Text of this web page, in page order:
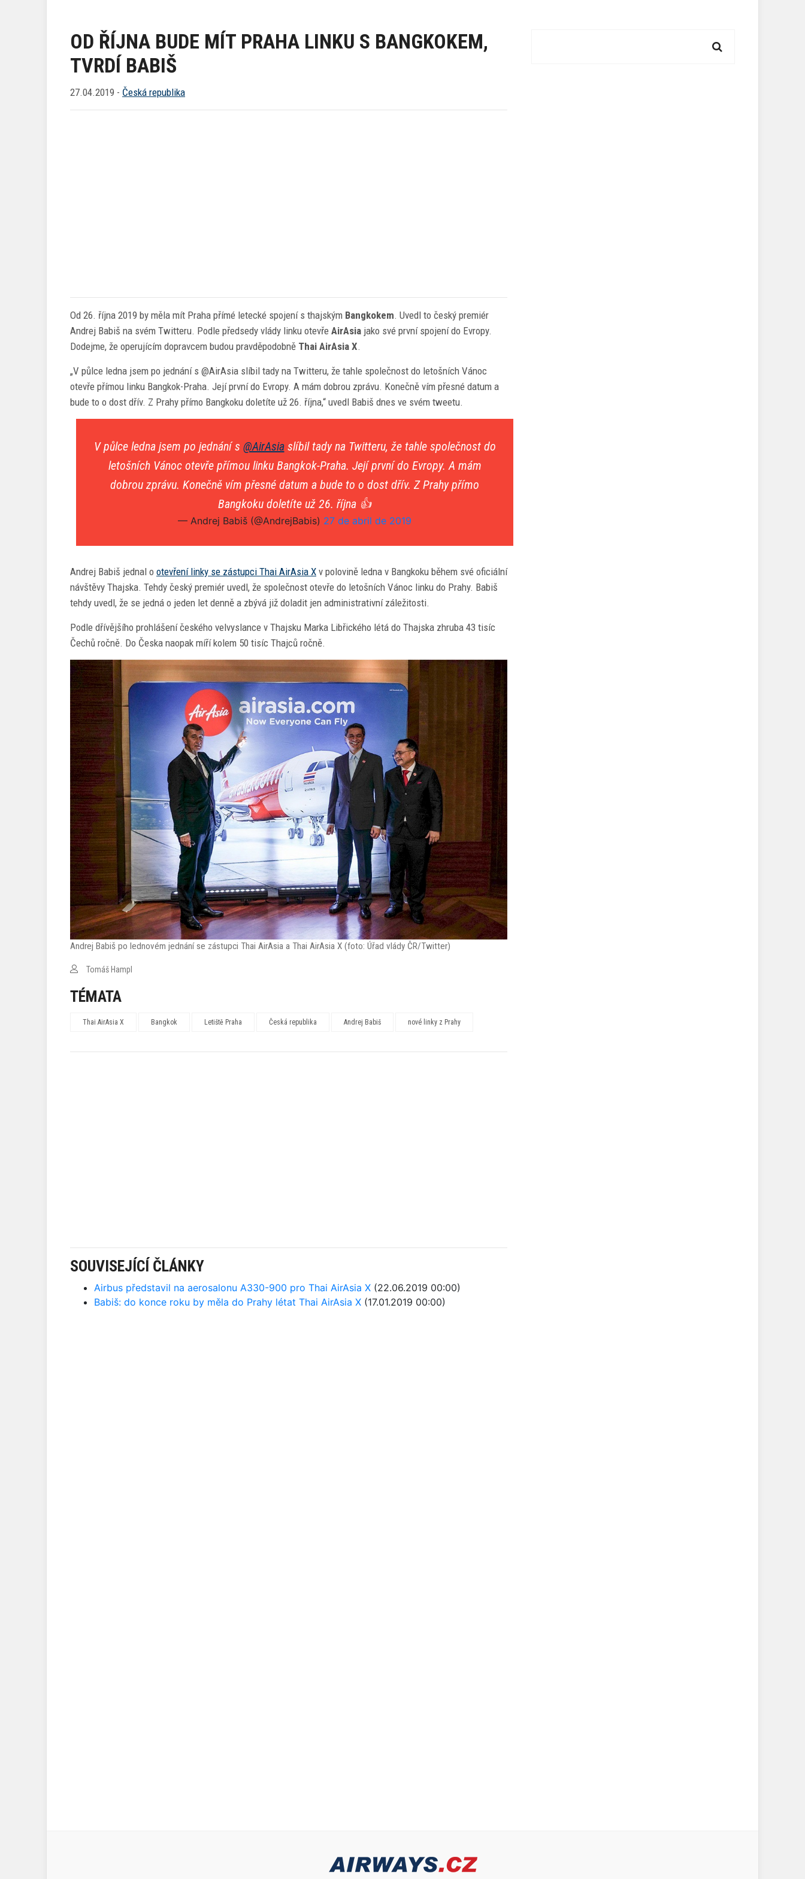
OD ŘÍJNA BUDE MÍT PRAHA LINKU S BANGKOKEM,
TVRDÍ BABIŠ
27.04.2019 - Česká republika
Od 26. října 2019 by měla mít Praha přímé letecké spojení s thajským Bangkokem. Uvedl to český premiér
Andrej Babiš na svém Twitteru. Podle předsedy vlády linku otevře AirAsia jako své první spojení do Evropy.
Dodejme, že operujícím dopravcem budou pravděpodobně Thai AirAsia X.
„V půlce ledna jsem po jednání s @AirAsia slíbil tady na Twitteru, že tahle společnost do letošních Vánoc
otevře přímou linku Bangkok-Praha. Její první do Evropy. A mám dobrou zprávu. Konečně vím přesné datum a
bude to o dost dřív. Z Prahy přímo Bangkoku doletíte už 26. října,“ uvedl Babiš dnes ve svém tweetu.
V půlce ledna jsem po jednání s @AirAsiaslíbil tady na Twitteru, že tahle společnost do
letošních Vánoc otevře přímou linku Bangkok-Praha. Její první do Evropy. A mám
dobrou zprávu. Konečně vím přesné datum a bude to o dost dřív. Z Prahy přímo
Bangkoku doletíte už 26. října 👍
— Andrej Babiš (@AndrejBabis) 27 de abril de 2019
Andrej Babiš jednal o otevření linky se zástupci Thai AirAsia X v polovině ledna v Bangkoku během své oficiální
návštěvy Thajska. Tehdy český premiér uvedl, že společnost otevře do letošních Vánoc linku do Prahy. Babiš
tehdy uvedl, že se jedná o jeden let denně a zbývá již doladit jen administrativní záležitosti.
Podle dřívějšího prohlášení českého velvyslance v Thajsku Marka Libřického létá do Thajska zhruba 43 tisíc
Čechů ročně. Do Česka naopak míří kolem 50 tisíc Thajců ročně.
Andrej Babiš po lednovém jednání se zástupci Thai AirAsia a Thai AirAsia X (foto: Úřad vlády ČR/Twitter)
Tomáš Hampl
TÉMATA
Thai AirAsia X Bangkok Letiště Praha Česká republika Andrej Babiš nové linky z Prahy
SOUVISEJÍCÍ ČLÁNKY
Airbus představil na aerosalonu A330-900 pro Thai AirAsia X (22.06.2019 00:00)
Babiš: do konce roku by měla do Prahy létat Thai AirAsia X (17.01.2019 00:00)